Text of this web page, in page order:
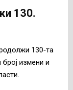
130.
130-та
измени и